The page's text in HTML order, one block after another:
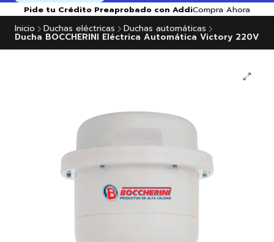
Pide tu Crédito Preaprobado con AddiCompra Ahora
Inicio Duchas eléctricas Duchas automáticas
Ducha BOCCHERINI Eléctrica Automática Victory 220V